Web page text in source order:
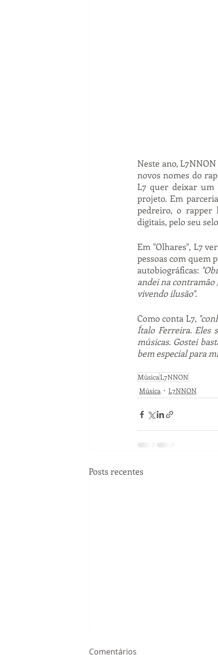
Neste ano,
novos nomes do
L7 quer deixar um
projeto. Em
pedreiro, o rapper
digitais, pelo seu
Em "Olhares", L7
pessoas com quem
autobiográficas:
andei na contramão
vivendo ilusão".
Como conta L7,
Ítalo Ferreira. Eles
músicas. Gostei
bem especial para
MúsicaL7NNON
Música
L7NNON
Posts recentes
Comentários